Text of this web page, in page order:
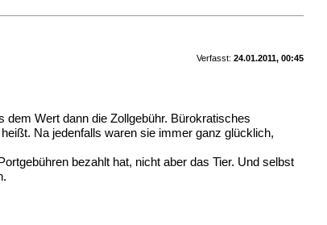
Verfasst: 24.01.2011, 00:45
Wert dann die Zollgebühr. Bürokratisches
Na jedenfalls waren sie immer ganz glücklich,
bezahlt hat, nicht aber das Tier. Und selbst